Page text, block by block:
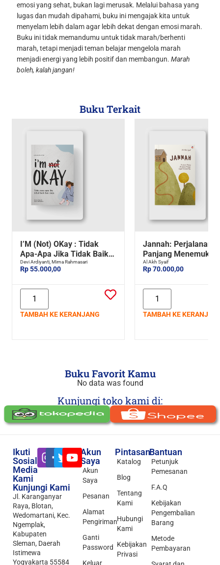
emosi yang sehat, bukan lagi merusak. Melalui bahasa yang
lugas dan mudah dipahami, buku ini mengajak kita untuk
menyelam lebih dalam agar lebih dekat dengan emosi marah.
Buku ini tidak memandumu untuk tidak marah/berhenti
marah, tetapi menjadi teman belajar mengelola marah
menjadi energi yang lebih positif dan membangun. Marah
boleh, kalah jangan!
Buku Terkait
I’M (Not) OKay : Tidak
Apa-Apa Jika Tidak Baik-
Baik Saja
Devi Ardiyanti, Mirna Rahmasari
Rp 55.000,00
TAMBAH KE KERANJANG
Jannah: Perjalanan
Panjang Menemukan
Bahagia dengan
Ketetapan-Nya
Al Akh Syaif
Rp 70.000,00
TAMBAH KE
Buku Favorit Kamu
No data was found
Kunjungi toko kami di:
Akun
Saya
Akun
Saya
Pesanan
Alamat
Pengiriman
Ganti
Password
Keluar
Pintasan
Katalog
Blog
Tentang
Kami
Hubungi
Kami
Kebijakan
Privasi
Bantuan
Petunjuk
Pemesanan
F.A.Q
Kebijakan
Pengembalian
Barang
Metode
Pembayaran
Ikuti
Sosial
Media
Kami
Kunjungi Kami
Jl. Karanganyar
Raya, Blotan,
Wedomartani, Kec.
Ngemplak,
Kabupaten
Sleman, Daerah
Istimewa
Yogyakarta 55584